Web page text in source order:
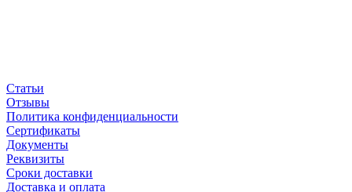
Статьи
Отзывы
Политика конфиденциальности
Сертификаты
Документы
Реквизиты
Сроки доставки
Доставка и оплата